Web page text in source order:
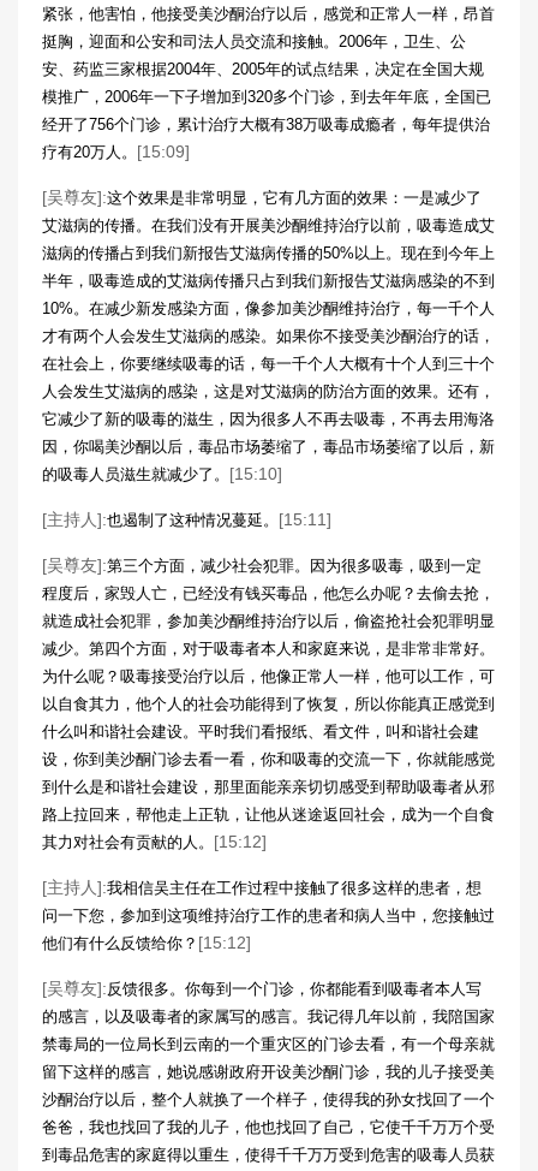
紧张，他害怕，他接受美沙酮治疗以后，感觉和正常人一样，昂首
挺胸，迎面和公安和司法人员交流和接触。2006年，卫生、公
安、药监三家根据2004年、2005年的试点结果，决定在全国大规
模推广，2006年一下子增加到320多个门诊，到去年年底，全国已
经开了756个门诊，累计治疗大概有38万吸毒成瘾者，每年提供治
疗有20万人。 [15:09]
[吴尊友]:这个效果是非常明显，它有几方面的效果：一是减少了
艾滋病的传播。在我们没有开展美沙酮维持治疗以前，吸毒造成艾
滋病的传播占到我们新报告艾滋病传播的50%以上。现在到今年上
半年，吸毒造成的艾滋病传播只占到我们新报告艾滋病感染的不到
10%。在减少新发感染方面，像参加美沙酮维持治疗，每一千个人
才有两个人会发生艾滋病的感染。如果你不接受美沙酮治疗的话，
在社会上，你要继续吸毒的话，每一千个人大概有十个人到三十个
人会发生艾滋病的感染，这是对艾滋病的防治方面的效果。还有，
它减少了新的吸毒的滋生，因为很多人不再去吸毒，不再去用海洛
因，你喝美沙酮以后，毒品市场萎缩了，毒品市场萎缩了以后，新
的吸毒人员滋生就减少了。 [15:10]
[主持人]:也遏制了这种情况蔓延。 [15:11]
[吴尊友]:第三个方面，减少社会犯罪。因为很多吸毒，吸到一定
程度后，家毁人亡，已经没有钱买毒品，他怎么办呢？去偷去抢，
就造成社会犯罪，参加美沙酮维持治疗以后，偷盗抢社会犯罪明显
减少。第四个方面，对于吸毒者本人和家庭来说，是非常非常好。
为什么呢？吸毒接受治疗以后，他像正常人一样，他可以工作，可
以自食其力，他个人的社会功能得到了恢复，所以你能真正感觉到
什么叫和谐社会建设。平时我们看报纸、看文件，叫和谐社会建
设，你到美沙酮门诊去看一看，你和吸毒的交流一下，你就能感觉
到什么是和谐社会建设，那里面能亲亲切切感受到帮助吸毒者从邪
路上拉回来，帮他走上正轨，让他从迷途返回社会，成为一个自食
其力对社会有贡献的人。 [15:12]
[主持人]:我相信吴主任在工作过程中接触了很多这样的患者，想
问一下您，参加到这项维持治疗工作的患者和病人当中，您接触过
他们有什么反馈给你？ [15:12]
[吴尊友]:反馈很多。你每到一个门诊，你都能看到吸毒者本人写
的感言，以及吸毒者的家属写的感言。我记得几年以前，我陪国家
禁毒局的一位局长到云南的一个重灾区的门诊去看，有一个母亲就
留下这样的感言，她说感谢政府开设美沙酮门诊，我的儿子接受美
沙酮治疗以后，整个人就换了一个样子，使得我的孙女找回了一个
爸爸，我也找回了我的儿子，他也找回了自己，它使千千万万个受
到毒品危害的家庭得以重生，使得千千万万受到危害的吸毒人员获